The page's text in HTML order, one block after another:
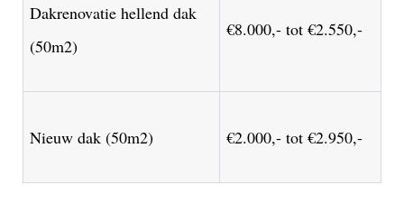
Dakrenovatie hellend dak
(50m2)
€8.000,- tot €2.550,-
Nieuw dak (50m2) €2.000,- tot €2.950,-